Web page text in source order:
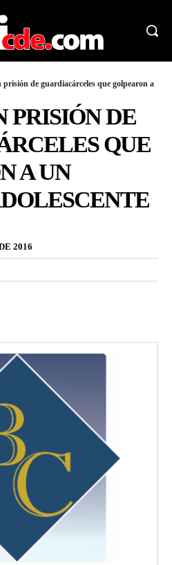
prisión de guardiacárceles que golpearon a
PRISIÓN DE
QUE
A UN
2016